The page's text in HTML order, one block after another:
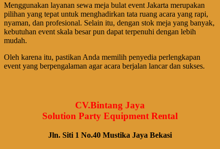
Menggunakan layanan sewa meja bulat event Jakarta merupakan
pilihan yang tepat untuk menghadirkan tata ruang acara yang rapi,
nyaman, dan profesional. Selain itu, dengan stok meja yang banyak,
kebutuhan event skala besar pun dapat terpenuhi dengan lebih
mudah.
Oleh karena itu, pastikan Anda memilih penyedia perlengkapan
event yang berpengalaman agar acara berjalan lancar dan sukses.
CV.Bintang Jaya
Solution Party Equipment Rental
Jln. Siti 1 No.40 Mustika Jaya Bekasi